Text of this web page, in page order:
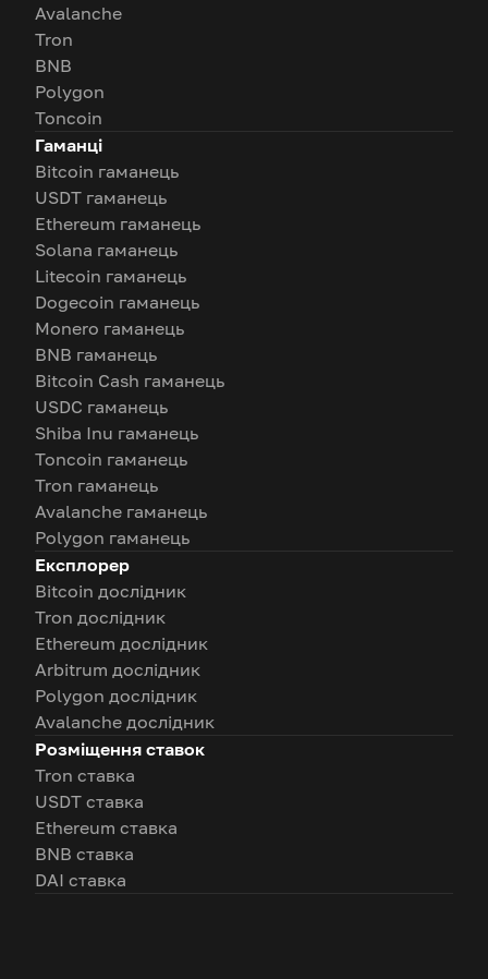
Avalanche
Tron
BNB
Polygon
Toncoin
Гаманці
Bitcoin гаманець
USDT гаманець
Ethereum гаманець
Solana гаманець
Litecoin гаманець
Dogecoin гаманець
Monero гаманець
BNB гаманець
Bitcoin Cash гаманець
USDC гаманець
Shiba Inu гаманець
Toncoin гаманець
Tron гаманець
Avalanche гаманець
Polygon гаманець
Експлорер
Bitcoin дослідник
Tron дослідник
Ethereum дослідник
Arbitrum дослідник
Polygon дослідник
Avalanche дослідник
Розміщення ставок
Tron ставка
USDT ставка
Ethereum ставка
BNB ставка
DAI ставка